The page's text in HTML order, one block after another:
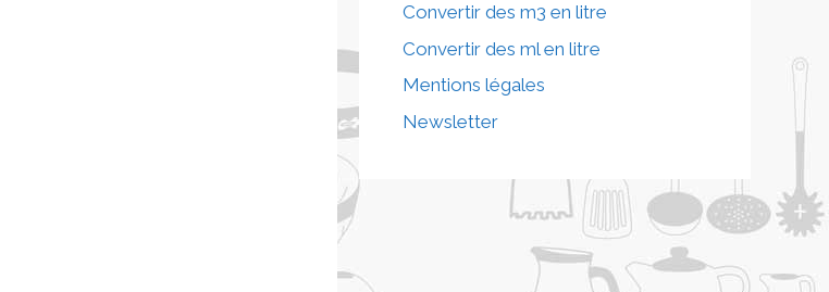
Convertir des m3 en litre
Convertir des ml en litre
Mentions légales
Newsletter